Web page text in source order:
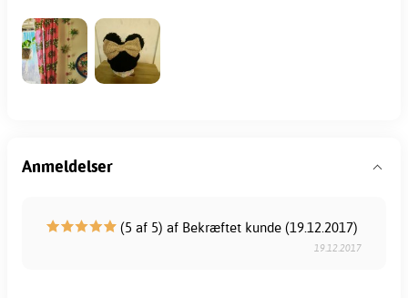
Anmeldelser
(5 af 5) af Bekræftet kunde (19.12.2017)
19.12.2017